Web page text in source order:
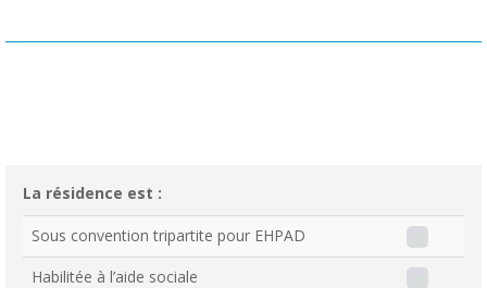
La résidence est :
Sous convention tripartite pour EHPAD
Habilitée à l’aide sociale